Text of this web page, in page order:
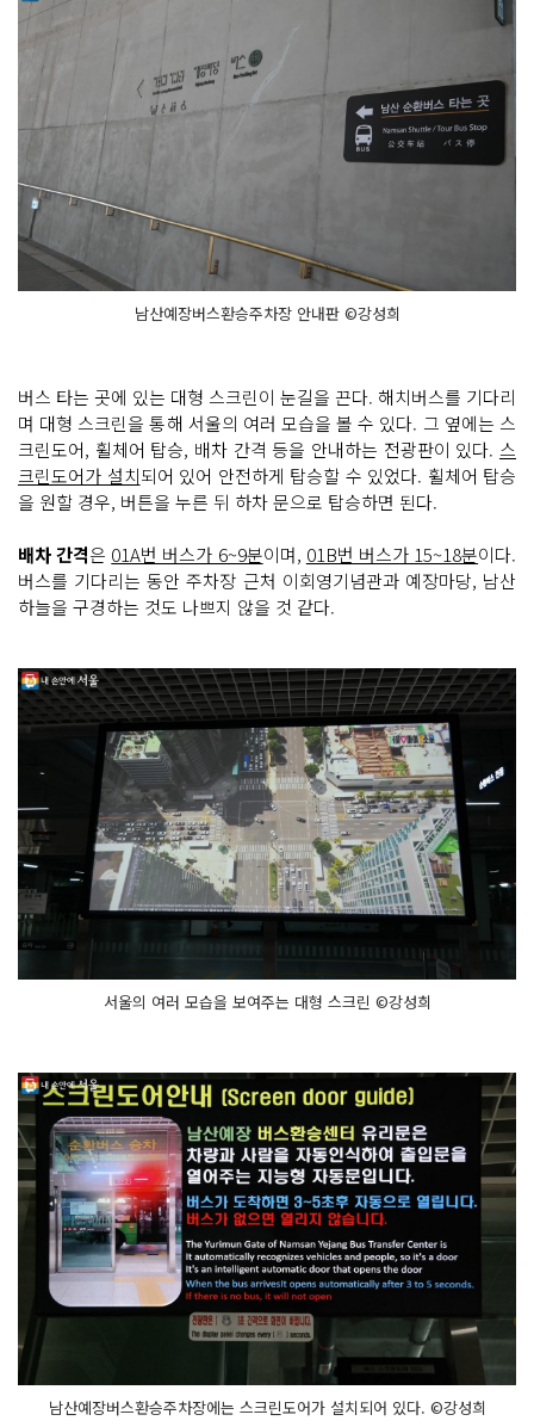
남산예장버스환승주차장 안내판 ©강성희
버스 타는 곳에 있는 대형 스크린이 눈길을 끈다. 해치버스를 기다리
며 대형 스크린을 통해 서울의 여러 모습을 볼 수 있다. 그 옆에는 스
크린도어, 휠체어 탑승, 배차 간격 등을 안내하는 전광판이 있다. 스
크린도어가 설치되어 있어 안전하게 탑승할 수 있었다. 휠체어 탑승
을 원할 경우, 버튼을 누른 뒤 하차 문으로 탑승하면 된다.
배차 간격은 01A번 버스가 6~9분이며, 01B번 버스가 15~18분이다.
버스를 기다리는 동안 주차장 근처 이회영기념관과 예장마당, 남산
하늘을 구경하는 것도 나쁘지 않을 것 같다.
서울의 여러 모습을 보여주는 대형 스크린 ©강성희
남산예장버스환승주차장에는 스크린도어가 설치되어 있다. ©강성희